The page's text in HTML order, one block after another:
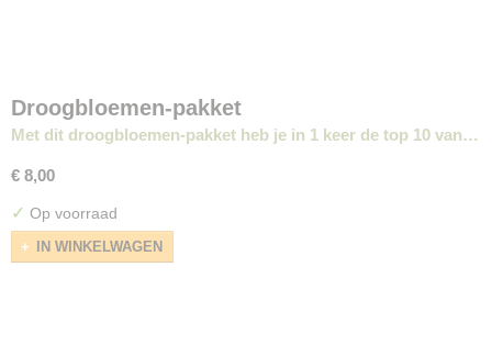
Droogbloemen-pakket
Met dit droogbloemen-pakket heb je in 1 keer de top 10 van…
€ 8,00
✓ Op voorraad
IN WINKELWAGEN